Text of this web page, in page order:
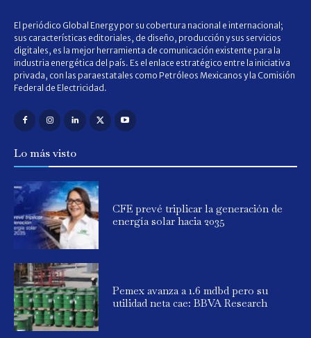
El periódico Global Energy por su cobertura nacional e internacional;
sus características editoriales, de diseño, producción y sus servicios
digitales, es la mejor herramienta de comunicación existente para la
industria energética del país. Es el enlace estratégico entre la iniciativa
privada, con las paraestatales como Petróleos Mexicanos y la Comisión
Federal de Electricidad.
Lo más visto
CFE prevé triplicar la generación de
energía solar hacia 2035
Pemex avanza a 1.6 mdbd pero su
utilidad neta cae: BBVA Research